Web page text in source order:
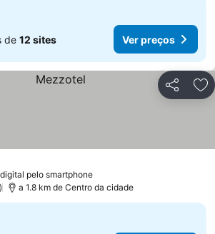
de 12 sites Ver preços
Partilhar
pelo smartphone
a 1.8 km de Centro da cidade